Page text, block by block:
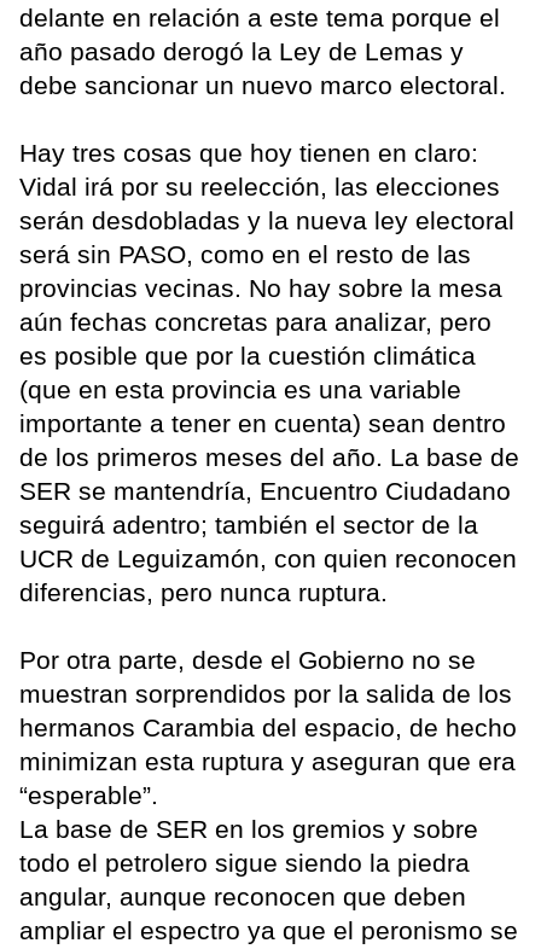
delante en relación a este tema porque el
año pasado derogó la Ley de Lemas y
debe sancionar un nuevo marco electoral.
Hay tres cosas que hoy tienen en claro:
Vidal irá por su reelección, las elecciones
serán desdobladas y la nueva ley electoral
será sin PASO, como en el resto de las
provincias vecinas. No hay sobre la mesa
aún fechas concretas para analizar, pero
es posible que por la cuestión climática
(que en esta provincia es una variable
importante a tener en cuenta) sean dentro
de los primeros meses del año. La base de
SER se mantendría, Encuentro Ciudadano
seguirá adentro; también el sector de la
UCR de Leguizamón, con quien reconocen
diferencias, pero nunca ruptura.
Por otra parte, desde el Gobierno no se
muestran sorprendidos por la salida de los
hermanos Carambia del espacio, de hecho
minimizan esta ruptura y aseguran que era
“esperable”.
La base de SER en los gremios y sobre
todo el petrolero sigue siendo la piedra
angular, aunque reconocen que deben
ampliar el espectro ya que el peronismo se